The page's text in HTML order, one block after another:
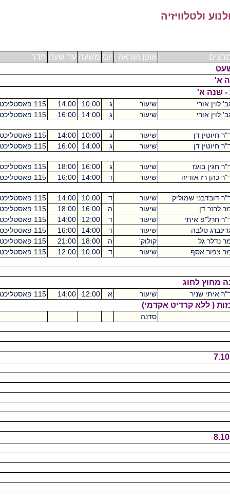
יום משעה עד שעה חדר בניין
שיעור ג 10:00
14:00 115 פאסטליכט מכסיקו 4
שיעור
ג 14:00
16:00 115 פאסטליכט מכסיקו 0
שיעור ג 10:00
14:00 115 פאסטליכט מכסיקו 4
שיעור
ג 14:00
16:00 115 פאסטליכט מכסיקו 0
שיעור ג 16:00
18:00 115 פאסטליכט מכסיקו 2
שיעור ד 14:00
16:00 115 פאסטליכט מכסיקו 2
שיעור ד 10:00
14:00 115 פאסטליכט מכסיקו 2
שיעור
ה 16:00
18:00 115 פאסטליכט מכסיקו 2
שיעור ד 12:00
14:00 115 פאסטליכט מכסיקו 2
שיעור
ד 14:00
16:00 115 פאסטליכט מכסיקו 2
קולוק'
ה 18:00
21:00 115 פאסטליכט מכסיקו 1
שיעור
ד 10:00
12:00 115 פאסטליכט מכסיקו 2
שיעור א 12:00
14:00 115 פאסטליכט מכסיקו 4
אקדמי)